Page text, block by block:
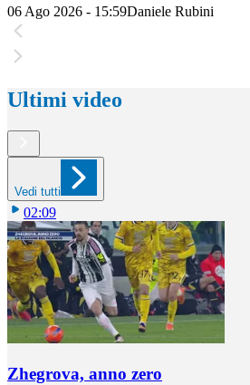
06 Ago 2026 - 15:59Daniele Rubini
Ultimi video
Vedi tutti
02:09
Zhegrova, anno zero